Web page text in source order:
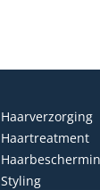
Haarverzorging
Haartreatment
Styling